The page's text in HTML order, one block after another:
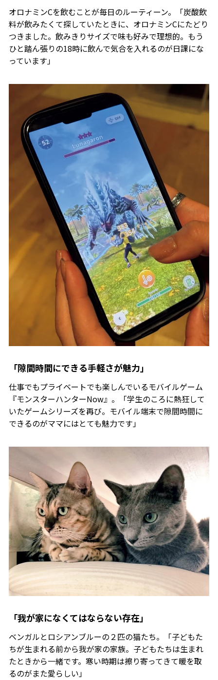
オロナミンCを飲むことが毎日のルーティーン。「炭酸飲
料が飲みたくて探していたときに、オロナミンCにたどり
つきました。飲みきりサイズで味も好みで理想的。もう
ひと踏ん張りの18時に飲んで気合を入れるのが日課にな
っています」
「隙間時間にできる手軽さが魅力」
仕事でもプライベートでも楽しんでいるモバイルゲーム
『モンスターハンターNow』。「学生のころに熱狂して
いたゲームシリーズを再び。モバイル端末で隙間時間に
できるのがママにはとても魅力です」
「我が家になくてはならない存在」
ベンガルとロシアンブルーの２匹の猫たち。「子どもた
ちが生まれる前から我が家の家族。子どもたちは生まれ
たときから一緒です。寒い時期は擦り寄ってきて暖を取
るのがまた愛らしい」